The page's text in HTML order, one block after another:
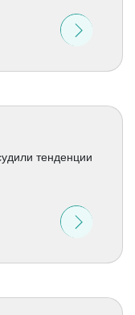
тенденции